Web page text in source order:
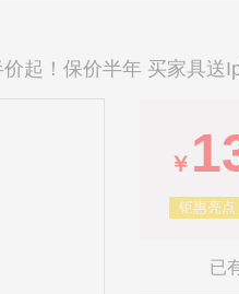
起！保价半年 买家具送
￥
钜惠亮点
已